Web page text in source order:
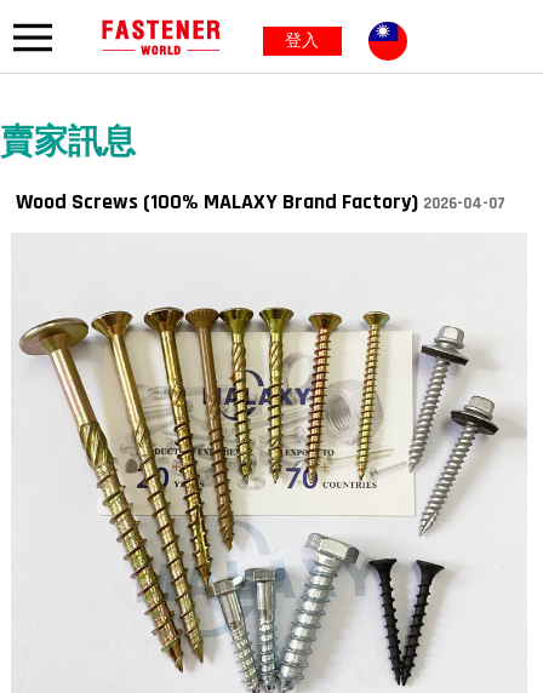
登入
賣家訊息
Wood Screws (100% MALAXY Brand Factory) 2026-04-07